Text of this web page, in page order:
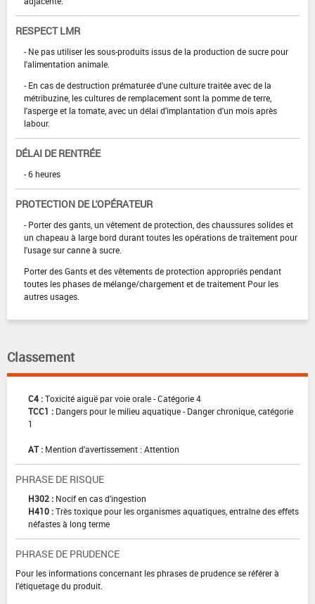
RESPECT LMR
- Ne pas utiliser les sous-produits issus de la production de sucre pour
l'alimentation animale.
- En cas de destruction prématurée d'une culture traitée avec de la
métribuzine, les cultures de remplacement sont la pomme de terre,
l'asperge et la tomate, avec un délai d'implantation d'un mois après
labour.
DÉLAI DE RENTRÉE
- 6 heures
PROTECTION DE L'OPÉRATEUR
- Porter des gants, un vêtement de protection, des chaussures solides et
un chapeau à large bord durant toutes les opérations de traitement pour
l'usage sur canne à sucre.
Porter des Gants et des vêtements de protection appropriés pendant
toutes les phases de mélange/chargement et de traitement Pour les
autres usages.
Classement
C4 :Toxicité aiguë par voie orale - Catégorie 4
TCC1 : Dangers pour le milieu aquatique - Danger chronique, catégorie
1
AT : Mention d'avertissement : Attention
PHRASE DE RISQUE
H302 : Nocif en cas d'ingestion
H410 :Très toxique pour les organismes aquatiques, entraîne des effets
néfastes à long terme
PHRASE DE PRUDENCE
Pour les informations concernant les phrases de prudence se référer à
l'étiquetage du produit.